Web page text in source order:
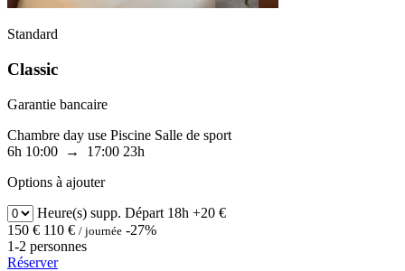
Standard
Classic
Garantie bancaire
Chambre day use Piscine Salle de sport
6h 10:00 → 17:00 23h
Options à ajouter
Heure(s) supp. Départ 18h +20 €
150 € 110 € / journée -27%
1-2 personnes
Réserver